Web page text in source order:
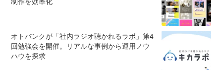
オトバンクが「社内ラジオ聴かれるラボ」第4
回勉強会を開催。リアルな事例から運用ノウ
ハウを探求